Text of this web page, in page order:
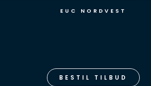
EUC NORDVEST
BESTIL TILBUD